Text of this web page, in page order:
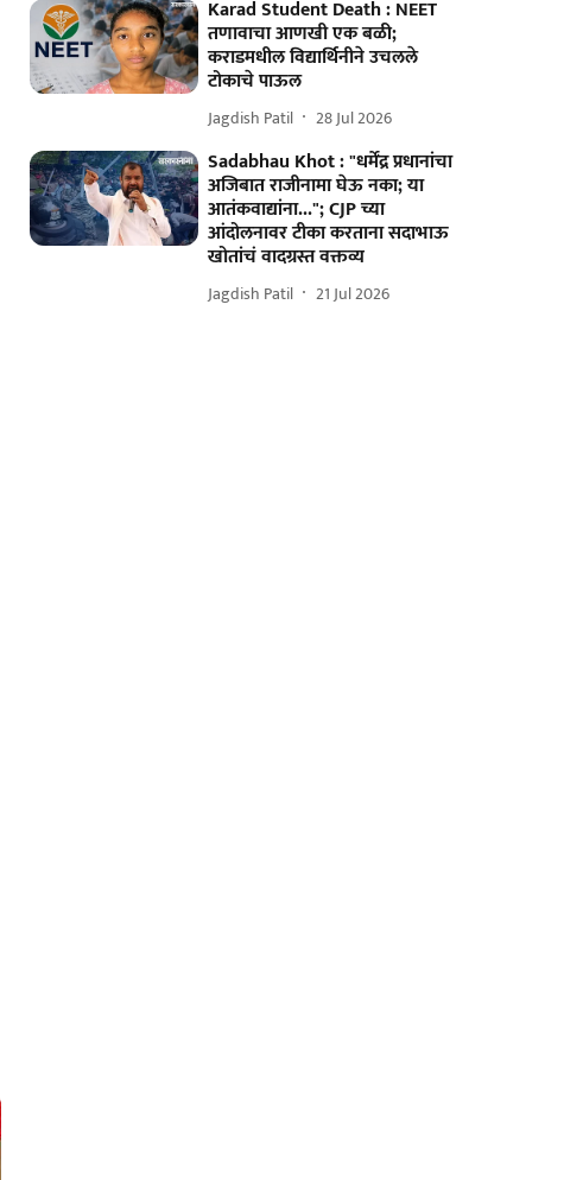
Karad Student Death : NEET
तणावाचा आणखी एक बळी;
कराडमधील विद्यार्थिनीने उचलले
टोकाचे पाऊल
Jagdish Patil 28 Jul 2026
Sadabhau Khot : "धर्मेंद्र प्रधानांचा
अजिबात राजीनामा घेऊ नका; या
आतंकवाद्यांना..."; CJP च्या
आंदोलनावर टीका करताना सदाभाऊ
खोतांचं वादग्रस्त वक्तव्य
Jagdish Patil 21 Jul 2026